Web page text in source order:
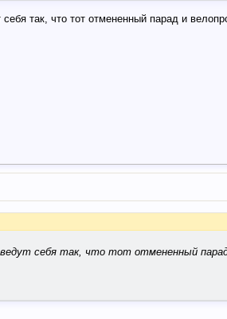
так, что тот отмененный парад и
ведут себя так, что тот отмененный